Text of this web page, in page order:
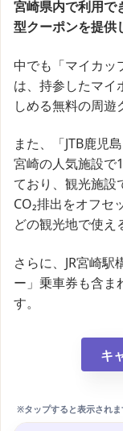
宮崎県内で利用で
型クーポンを提供
中でも「マイカッ
は、持参したマイ
しめる無料の周遊
また、「JTB鹿児
宮崎の人気施設で
ており、観光施設
CO₂排出をオフセ
どの観光地で使え
さらに、JR宮崎
ー」乗車券も含ま
す。
キ